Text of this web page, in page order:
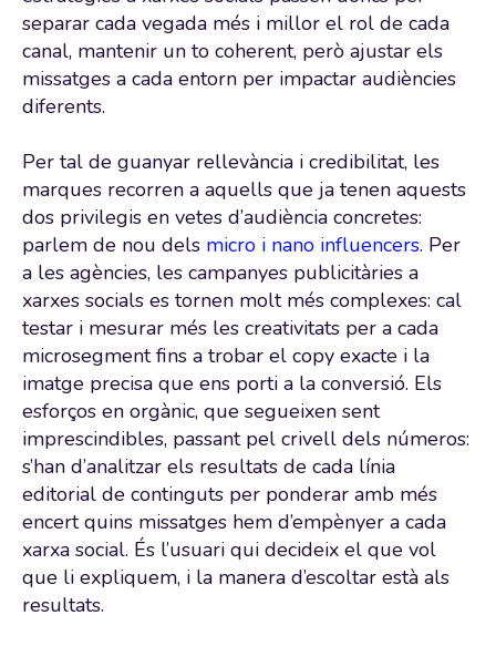
separar cada vegada més i millor el rol de cada
canal, mantenir un to coherent, però ajustar els
missatges a cada entorn per impactar audiències
diferents.
Per tal de guanyar rellevància i credibilitat, les
marques recorren a aquells que ja tenen aquests
dos privilegis en vetes d’audiència concretes:
parlem de nou dels micro i nano influencers. Per
a les agències, les campanyes publicitàries a
xarxes socials es tornen molt més complexes: cal
testar i mesurar més les creativitats per a cada
microsegment fins a trobar el copy exacte i la
imatge precisa que ens porti a la conversió. Els
esforços en orgànic, que segueixen sent
imprescindibles, passant pel crivell dels números:
s’han d’analitzar els resultats de cada línia
editorial de continguts per ponderar amb més
encert quins missatges hem d’empènyer a cada
xarxa social. És l’usuari qui decideix el que vol
que li expliquem, i la manera d’escoltar està als
resultats.